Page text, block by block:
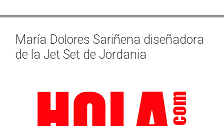
María Dolores Sariñena diseñadora
de la Jet Set de Jordania